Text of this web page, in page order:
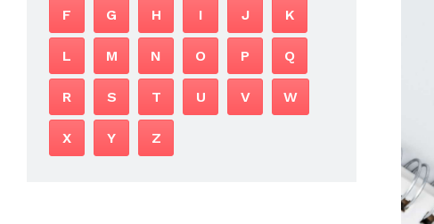
F G H I J K
L M N O P Q
R S T U V W
X Y Z